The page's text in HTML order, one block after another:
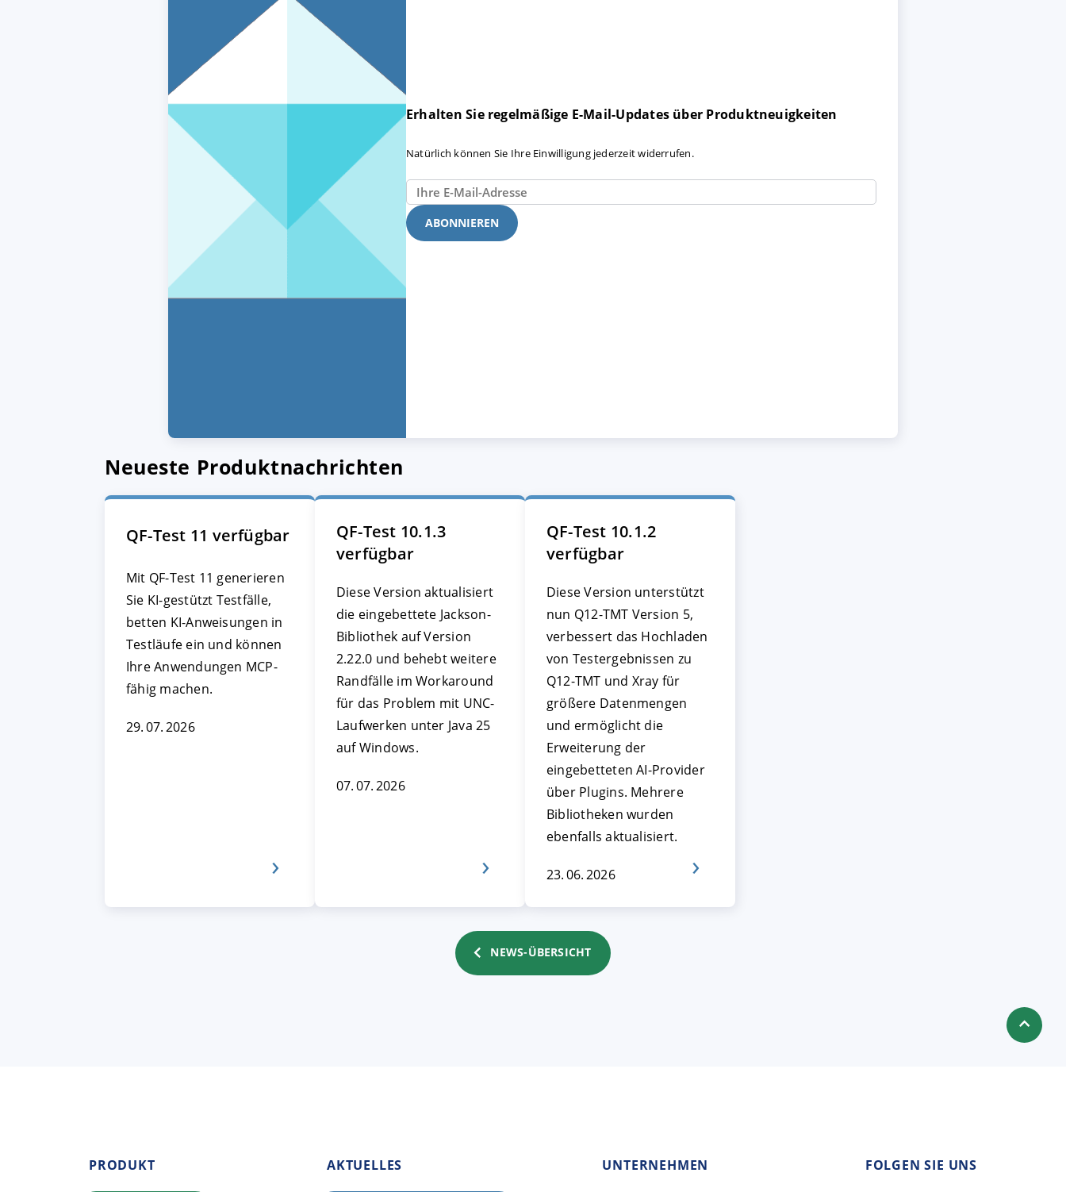
Erhalten Sie regelmäßige E-Mail-Updates über Produktneuigkeiten
Natürlich können Sie Ihre Einwilligung jederzeit widerrufen.
Neueste Produktnachrichten
QF-Test 11 verfügbar
Mit QF-Test 11 generieren
Sie KI-gestützt Testfälle,
betten KI-Anweisungen in
Testläufe ein und können
Ihre Anwendungen MCP-
fähig machen.
29. 07. 2026
QF-Test 10.1.3
verfügbar
Diese Version aktualisiert
die eingebettete Jackson-
Bibliothek auf Version
2.22.0 und behebt weitere
Randfälle im Workaround
für das Problem mit UNC-
Laufwerken unter Java 25
auf Windows.
07. 07. 2026
QF-Test 10.1.2
verfügbar
Diese Version unterstützt
nun Q12-TMT Version 5,
verbessert das Hochladen
von Testergebnissen zu
Q12-TMT und Xray für
größere Datenmengen
und ermöglicht die
Erweiterung der
eingebetteten AI-Provider
über Plugins. Mehrere
Bibliotheken wurden
ebenfalls aktualisiert.
23. 06. 2026
NEWS-ÜBERSICHT
PRODUKT AKTUELLES UNTERNEHMEN FOLGEN SIE UNS